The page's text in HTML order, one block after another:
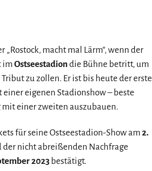
„Rostock, macht mal Lärm“, wenn der
im Ostseestadion die Bühne betritt, um
zu zollen. Er ist bis heute der erste
eigenen Stadionshow – beste
mit einer zweiten auszubauen.
für seine Ostseestadion-Show am 2.
nicht abreißenden Nachfrage
2023 bestätigt.